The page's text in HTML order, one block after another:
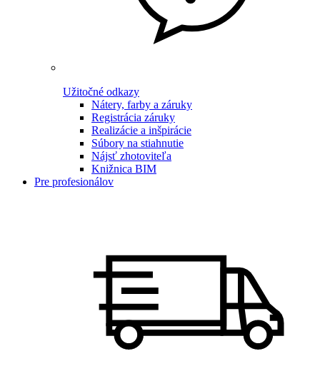
Užitočné odkazy
Nátery, farby a záruky
Registrácia záruky
Realizácie a inšpirácie
Súbory na stiahnutie
Nájsť zhotoviteľa
Knižnica BIM
Pre profesionálov